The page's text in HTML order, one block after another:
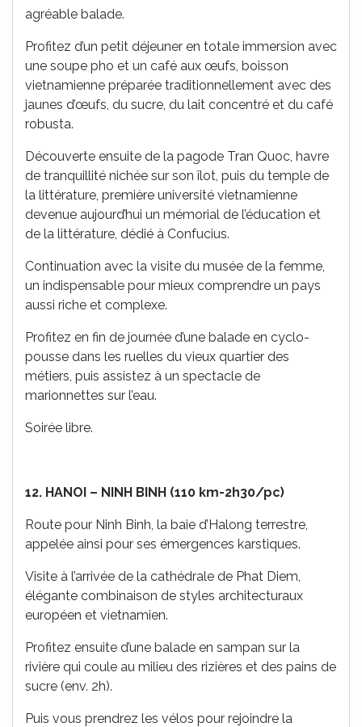
agréable balade.
Profitez d’un petit déjeuner en totale immersion avec
une soupe pho et un café aux œufs, boisson
vietnamienne préparée traditionnellement avec des
jaunes d’œufs, du sucre, du lait concentré et du café
robusta.
Découverte ensuite de la pagode Tran Quoc, havre
de tranquillité nichée sur son îlot, puis du temple de
la littérature, première université vietnamienne
devenue aujourd’hui un mémorial de l’éducation et
de la littérature, dédié à Confucius.
Continuation avec la visite du musée de la femme,
un indispensable pour mieux comprendre un pays
aussi riche et complexe.
Profitez en fin de journée d’une balade en cyclo-
pousse dans les ruelles du vieux quartier des
métiers, puis assistez à un spectacle de
marionnettes sur l’eau.
Soirée libre.
12. HANOI – NINH BINH (110 km-2h30/pc)
Route pour Ninh Binh, la baie d’Halong terrestre,
appelée ainsi pour ses émergences karstiques.
Visite à l’arrivée de la cathédrale de Phat Diem,
élégante combinaison de styles architecturaux
européen et vietnamien.
Profitez ensuite d’une balade en sampan sur la
rivière qui coule au milieu des rizières et des pains de
sucre (env. 2h).
Puis vous prendrez les vélos pour rejoindre la